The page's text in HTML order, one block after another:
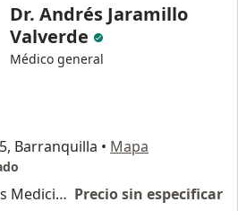
Dr. Andrés Jaramillo
Valverde
Médico general
Barranquilla • Mapa
Visitas sucesivas Medicina Alternativa Precio sin especificar